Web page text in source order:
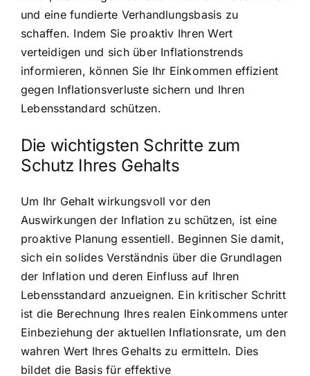
und eine fundierte Verhandlungsbasis zu
schaffen. Indem Sie proaktiv Ihren Wert
verteidigen und sich über Inflationstrends
informieren, können Sie Ihr Einkommen effizient
gegen Inflationsverluste sichern und Ihren
Lebensstandard schützen.
Die wichtigsten Schritte zum
Schutz Ihres Gehalts
Um Ihr Gehalt wirkungsvoll vor den
Auswirkungen der Inflation zu schützen, ist eine
proaktive Planung essentiell. Beginnen Sie damit,
sich ein solides Verständnis über die Grundlagen
der Inflation und deren Einfluss auf Ihren
Lebensstandard anzueignen. Ein kritischer Schritt
ist die Berechnung Ihres realen Einkommens unter
Einbeziehung der aktuellen Inflationsrate, um den
wahren Wert Ihres Gehalts zu ermitteln. Dies
bildet die Basis für effektive